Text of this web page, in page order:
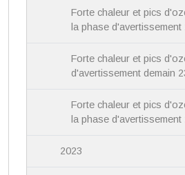
Forte chaleur et pics
la phase d'avertissement
Forte chaleur et pics
d'avertissement demain
Forte chaleur et pics
la phase d'avertissement
2023